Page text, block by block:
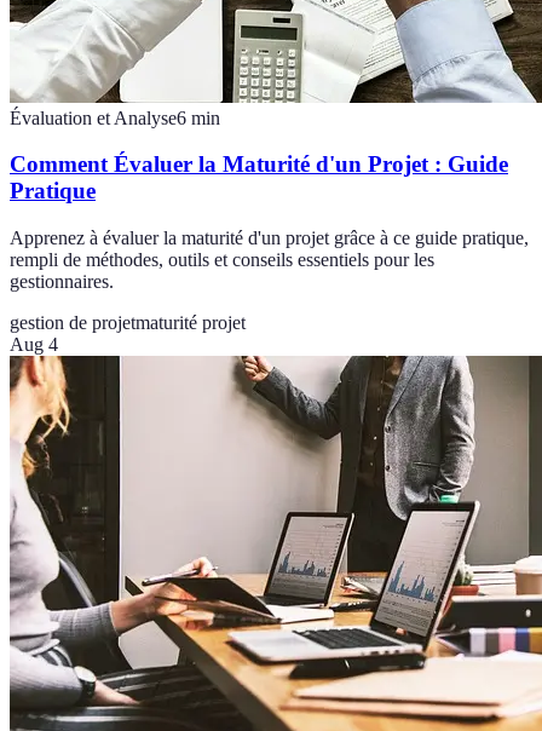
Évaluation et Analyse6 min
Comment Évaluer la Maturité d'un Projet : Guide
Pratique
Apprenez à évaluer la maturité d'un projet grâce à ce guide pratique,
rempli de méthodes, outils et conseils essentiels pour les
gestionnaires.
gestion de projetmaturité projet
Aug 4